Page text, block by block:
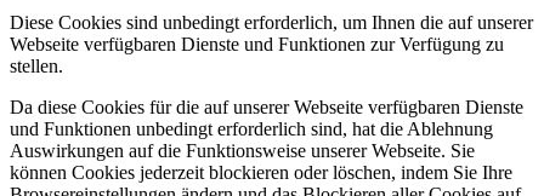
Diese Cookies sind unbedingt erforderlich, um Ihnen die auf unserer
Webseite verfügbaren Dienste und Funktionen zur Verfügung zu
stellen.
Da diese Cookies für die auf unserer Webseite verfügbaren Dienste
und Funktionen unbedingt erforderlich sind, hat die Ablehnung
Auswirkungen auf die Funktionsweise unserer Webseite. Sie
können Cookies jederzeit blockieren oder löschen, indem Sie Ihre